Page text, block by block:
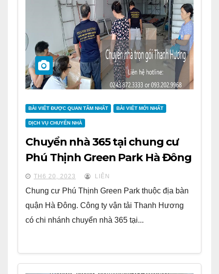
BÀI VIẾT ĐƯỢC QUAN TÂM NHẤT BÀI VIẾT MỚI NHẤT
DỊCH VỤ CHUYỂN NHÀ
Chuyển nhà 365 tại chung cư
Phú Thịnh Green Park Hà Đông
TH6 20, 2023 LIÊN
Chung cư Phú Thịnh Green Park thuộc địa bàn
quận Hà Đông. Công ty vận tải Thanh Hương
có chi nhánh chuyển nhà 365 tại...